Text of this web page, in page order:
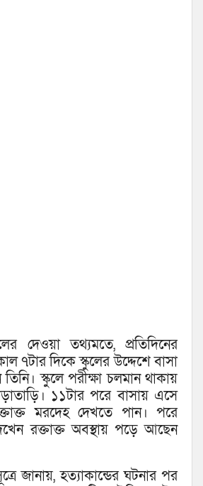
দেওয়া তথ্যমতে, প্রতিদিনের
৭টার দিকে স্কুলের উদ্দেশে বাসা
স্কুলে পরীক্ষা চলমান থাকায়
১১টার পরে বাসায় এসে
মরদেহ দেখতে পান। পরে
রক্তাক্ত অবস্থায় পড়ে আছেন
জানায়, হত্যাকান্ডের ঘটনার পর